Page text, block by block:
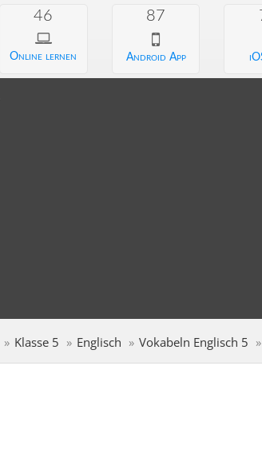
46
Online lernen
87
Android App
Klasse 5 Englisch Vokabeln Englisch 5